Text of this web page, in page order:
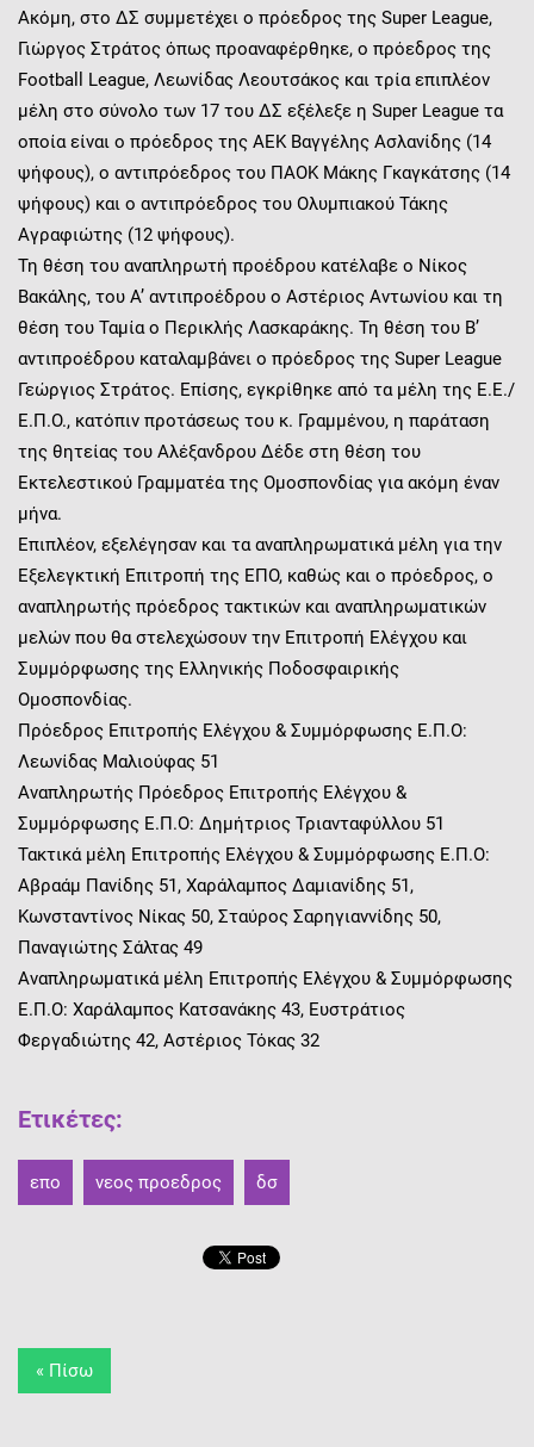
Ακόμη, στο ΔΣ συμμετέχει ο πρόεδρος της Super League,
Γιώργος Στράτος όπως προαναφέρθηκε, ο πρόεδρος της
Football League, Λεωνίδας Λεουτσάκος και τρία επιπλέον
μέλη στο σύνολο των 17 του ΔΣ εξέλεξε η Super League τα
οποία είναι ο πρόεδρος της ΑΕΚ Βαγγέλης Ασλανίδης (14
ψήφους), ο αντιπρόεδρος του ΠΑΟΚ Μάκης Γκαγκάτσης (14
ψήφους) και ο αντιπρόεδρος του Ολυμπιακού Τάκης
Αγραφιώτης (12 ψήφους).
Τη θέση του αναπληρωτή προέδρου κατέλαβε ο Νίκος
Βακάλης, του Α’ αντιπροέδρου ο Αστέριος Αντωνίου και τη
θέση του Ταμία ο Περικλής Λασκαράκης. Τη θέση του Β’
αντιπροέδρου καταλαμβάνει ο πρόεδρος της Super League
Γεώργιος Στράτος. Επίσης, εγκρίθηκε από τα μέλη της Ε.Ε./
Ε.Π.Ο., κατόπιν προτάσεως του κ. Γραμμένου, η παράταση
της θητείας του Αλέξανδρου Δέδε στη θέση του
Εκτελεστικού Γραμματέα της Ομοσπονδίας για ακόμη έναν
μήνα.
Επιπλέον, εξελέγησαν και τα αναπληρωματικά μέλη για την
Εξελεγκτική Επιτροπή της ΕΠΟ, καθώς και ο πρόεδρος, ο
αναπληρωτής πρόεδρος τακτικών και αναπληρωματικών
μελών που θα στελεχώσουν την Επιτροπή Ελέγχου και
Συμμόρφωσης της Ελληνικής Ποδοσφαιρικής
Ομοσπονδίας.
Πρόεδρος Επιτροπής Ελέγχου & Συμμόρφωσης Ε.Π.Ο:
Λεωνίδας Μαλιoύφας 51
Αναπληρωτής Πρόεδρος Επιτροπής Ελέγχου &
Συμμόρφωσης Ε.Π.Ο: Δημήτριος Τριανταφύλλου 51
Τακτικά μέλη Επιτροπής Ελέγχου & Συμμόρφωσης Ε.Π.Ο:
Αβραάμ Πανίδης 51, Χαράλαμπος Δαμιανίδης 51,
Κωνσταντίνος Νίκας 50, Σταύρος Σαρηγιαννίδης 50,
Παναγιώτης Σάλτας 49
Αναπληρωματικά μέλη Επιτροπής Ελέγχου & Συμμόρφωσης
Ε.Π.Ο: Χαράλαμπος Kατσανάκης 43, Ευστράτιος
Φεργαδιώτης 42, Αστέριος Τόκας 32
Ετικέτες:
επο νεος προεδρος δσ
« Πίσω